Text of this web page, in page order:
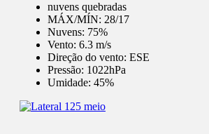
nuvens quebradas
MÁX/MÍN: 28/17
Nuvens: 75%
Vento: 6.3 m/s
Direção do vento: ESE
Pressão: 1022hPa
Umidade: 45%